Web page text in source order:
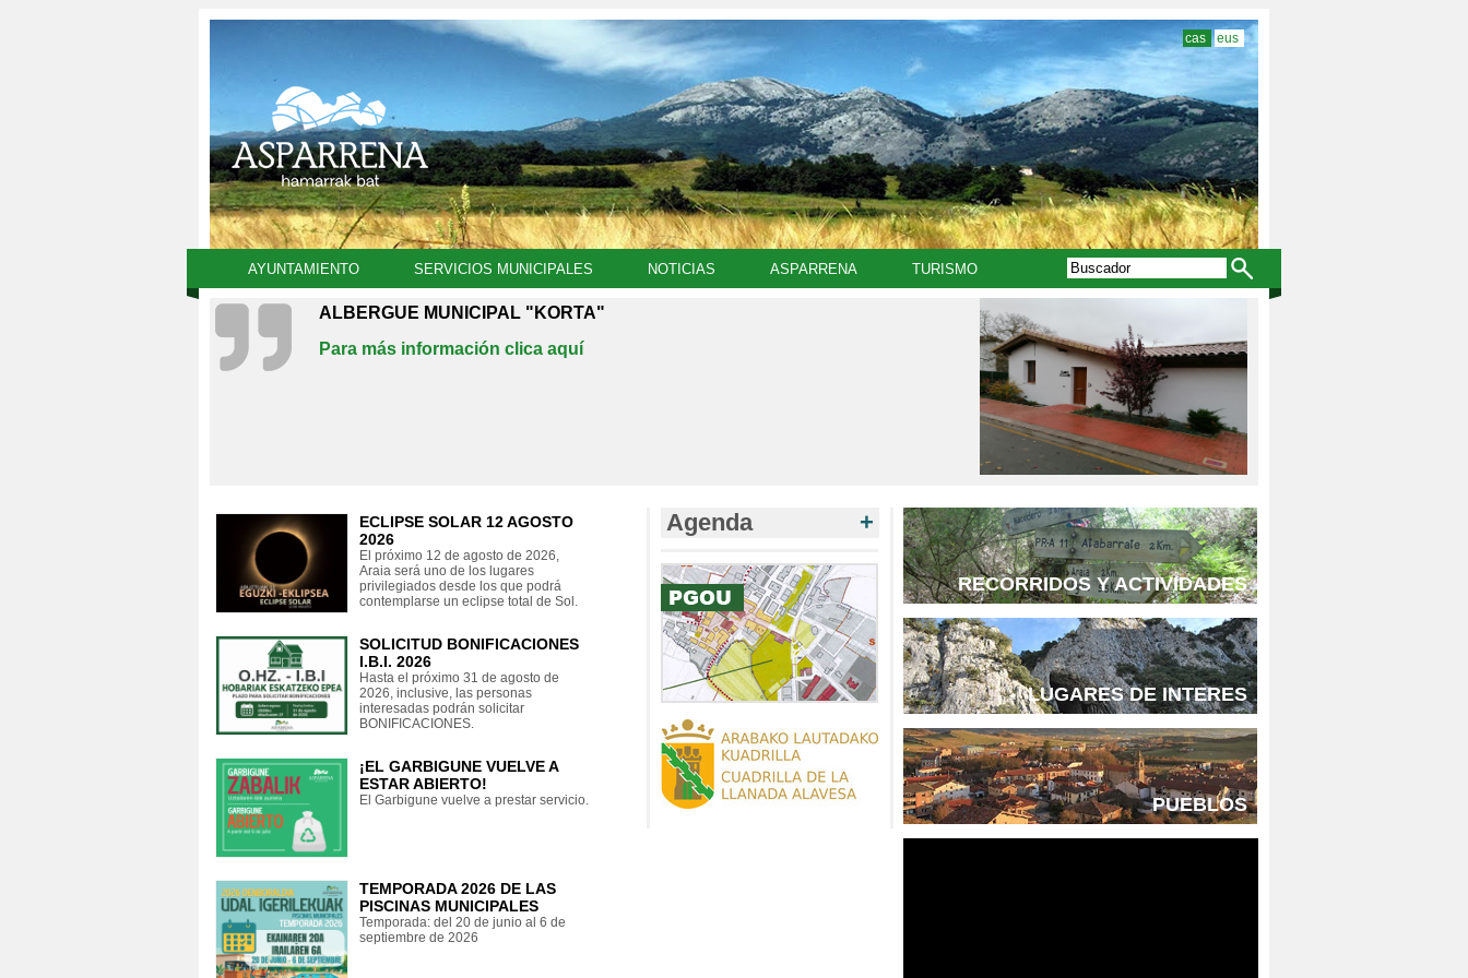
AYUNTAMIENTO SERVICIOS MUNICIPALES NOTICIAS ASPARRENA TURISMO
cas eus
ALBERGUE MUNICIPAL "KORTA"
Para más información clica aquí
ECLIPSE SOLAR 12 AGOSTO
2026
El próximo 12 de agosto de 2026,
Araia será uno de los lugares
privilegiados desde los que podrá
contemplarse un eclipse total de Sol.
SOLICITUD BONIFICACIONES
I.B.I. 2026
Hasta el próximo 31 de agosto de
2026, inclusive, las personas
interesadas podrán solicitar
BONIFICACIONES.
¡EL GARBIGUNE VUELVE A
ESTAR ABIERTO!
El Garbigune vuelve a prestar servicio.
TEMPORADA 2026 DE LAS
PISCINAS MUNICIPALES
Temporada: del 20 de junio al 6 de
septiembre de 2026
Agenda +
RECORRIDOS Y ACTIVIDADES
LUGARES DE INTERES
PUEBLOS